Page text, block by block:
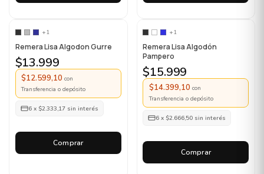
+1
Remera Lisa Algodon Gurre
$13.999
$12.599,10 con
Transferencia o depósito
6 x $2.333,17 sin interés
Comprar
+1
Remera Lisa Algodón
Pampero
$15.999
$14.399,10 con
Transferencia o depósito
6 x $2.666,50 sin interés
Comprar